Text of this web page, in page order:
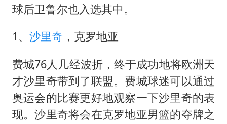
奋进开新局 实干挑大梁
球后卫鲁尔也入选其中。
1、 沙里奇 ，克罗地亚
费城76人几经波折，终于成功地将欧洲天
才沙里奇带到了联盟。费城球迷可以通过
奥运会的比赛更好地观察一下沙里奇的表
现。沙里奇将会在克罗地亚男篮的夺牌之